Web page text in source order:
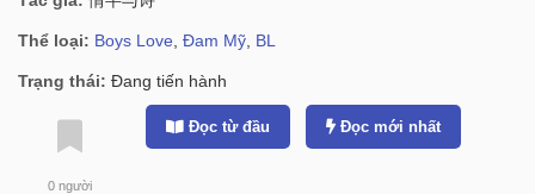
Thể loại: Boys Love Đam Mỹ BL
Trạng thái: Đang tiến hành
0 người
Đọc từ đầu Đọc mới nhất